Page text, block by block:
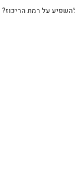
על רמת הריכוז?